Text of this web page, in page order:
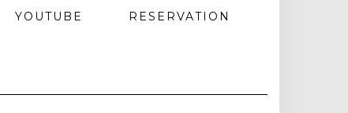
YOUTUBE RESERVATION